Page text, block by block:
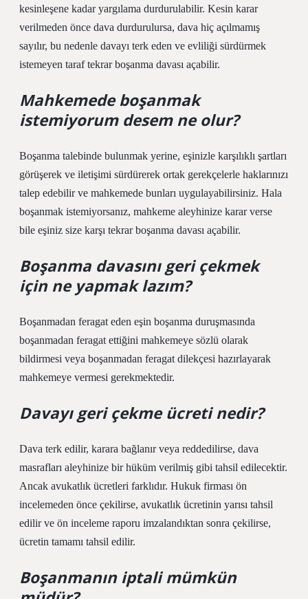
kesinleşene kadar yargılama durdurulabilir. Kesin karar
verilmeden önce dava durdurulursa, dava hiç açılmamış
sayılır, bu nedenle davayı terk eden ve evliliği sürdürmek
istemeyen taraf tekrar boşanma davası açabilir.
Mahkemede boşanmak
istemiyorum desem ne olur?
Boşanma talebinde bulunmak yerine, eşinizle karşılıklı şartları
görüşerek ve iletişimi sürdürerek ortak gerekçelerle haklarınızı
talep edebilir ve mahkemede bunları uygulayabilirsiniz. Hala
boşanmak istemiyorsanız, mahkeme aleyhinize karar verse
bile eşiniz size karşı tekrar boşanma davası açabilir.
Boşanma davasını geri çekmek
için ne yapmak lazım?
Boşanmadan feragat eden eşin boşanma duruşmasında
boşanmadan feragat ettiğini mahkemeye sözlü olarak
bildirmesi veya boşanmadan feragat dilekçesi hazırlayarak
mahkemeye vermesi gerekmektedir.
Davayı geri çekme ücreti nedir?
Dava terk edilir, karara bağlanır veya reddedilirse, dava
masrafları aleyhinize bir hüküm verilmiş gibi tahsil edilecektir.
Ancak avukatlık ücretleri farklıdır. Hukuk firması ön
incelemeden önce çekilirse, avukatlık ücretinin yarısı tahsil
edilir ve ön inceleme raporu imzalandıktan sonra çekilirse,
ücretin tamamı tahsil edilir.
Boşanmanın iptali mümkün